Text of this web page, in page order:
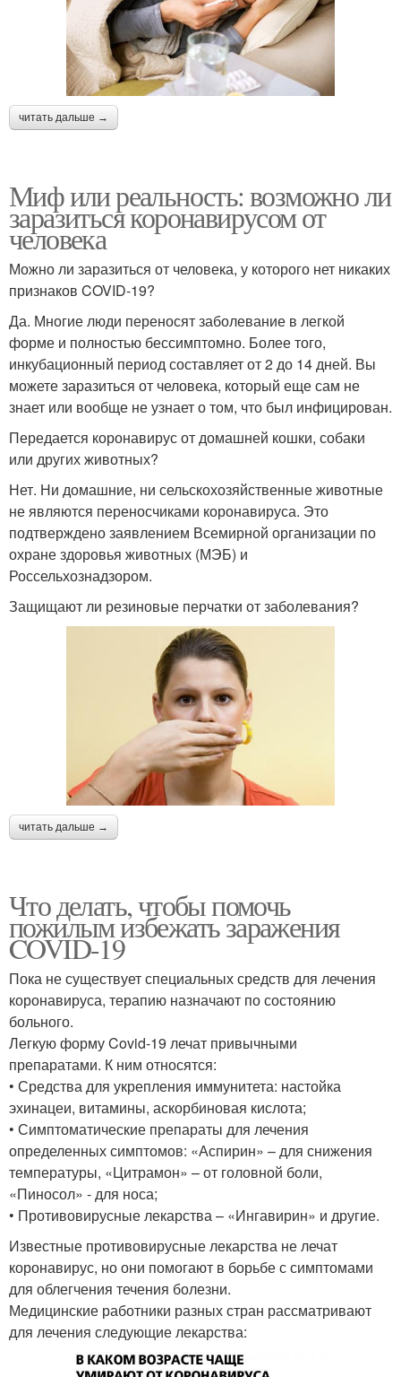
читать дальше →
Миф или реальность: возможно ли
заразиться коронавирусом от
человека
Можно ли заразиться от человека, у которого нет никаких
признаков COVID-19?
Да. Многие люди переносят заболевание в легкой
форме и полностью бессимптомно. Более того,
инкубационный период составляет от 2 до 14 дней. Вы
можете заразиться от человека, который еще сам не
знает или вообще не узнает о том, что был инфицирован.
Передается коронавирус от домашней кошки, собаки
или других животных?
Нет. Ни домашние, ни сельскохозяйственные животные
не являются переносчиками коронавируса. Это
подтверждено заявлением Всемирной организации по
охране здоровья животных (МЭБ) и
Россельхознадзором.
Защищают ли резиновые перчатки от заболевания?
читать дальше →
Что делать, чтобы помочь
пожилым избежать заражения
COVID-19
Пока не существует специальных средств для лечения
коронавируса, терапию назначают по состоянию
больного.
Легкую форму Covid-19 лечат привычными
препаратами. К ним относятся:
• Средства для укрепления иммунитета: настойка
эхинацеи, витамины, аскорбиновая кислота;
• Симптоматические препараты для лечения
определенных симптомов: «Аспирин» – для снижения
температуры, «Цитрамон» – от головной боли,
«Пиносол» - для носа;
• Противовирусные лекарства – «Ингавирин» и другие.
Известные противовирусные лекарства не лечат
коронавирус, но они помогают в борьбе с симптомами
для облегчения течения болезни.
Медицинские работники разных стран рассматривают
для лечения следующие лекарства: